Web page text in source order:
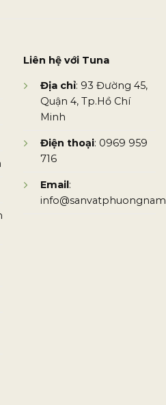
Liên hệ với Tuna
Địa chỉ: 93 Đường 45,
Quận 4, Tp.Hồ Chí
Minh
Điện thoại: 0969 959
716
Email: